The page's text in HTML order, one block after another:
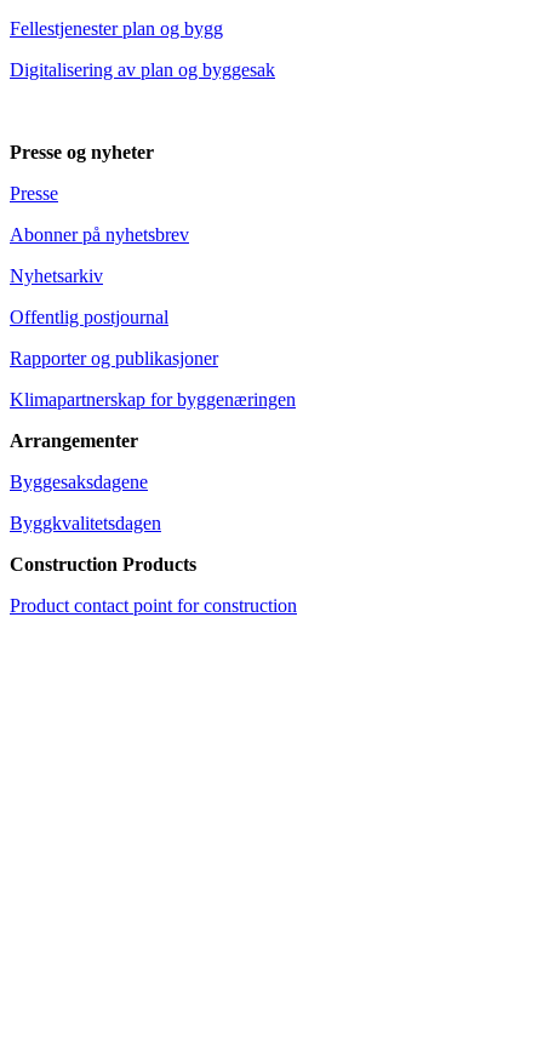
Fellestjenester plan og bygg
Digitalisering av plan og byggesak
Presse og nyheter
Presse
Abonner på nyhetsbrev
Nyhetsarkiv
Offentlig postjournal
Rapporter og publikasjoner
Klimapartnerskap for byggenæringen
Arrangementer
Byggesaksdagene
Byggkvalitetsdagen
Construction Products
Product contact point for construction